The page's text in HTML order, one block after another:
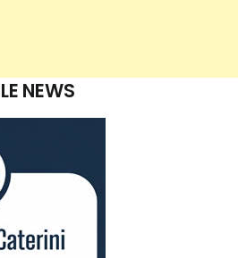
NEWS